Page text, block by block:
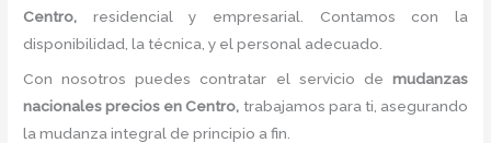
Centro, residencial y empresarial. Contamos con la
disponibilidad, la técnica, y el personal adecuado.
Con nosotros puedes contratar el servicio de mudanzas
nacionales precios en Centro, trabajamos para ti, asegurando
la mudanza integral de principio a fin.